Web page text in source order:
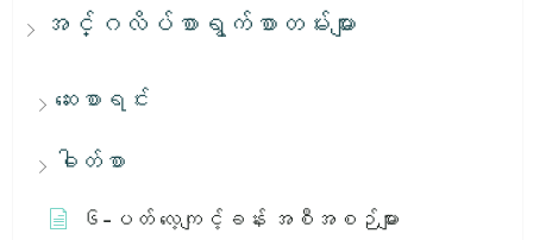
အင်္ဂလိပ်စာရွက်စာတမ်းများ
ဆေးစာရင်း
ဓါတ်စာ
၆-ပတ် လေ့ကျင့်ခန်း အစီအစဉ်များ